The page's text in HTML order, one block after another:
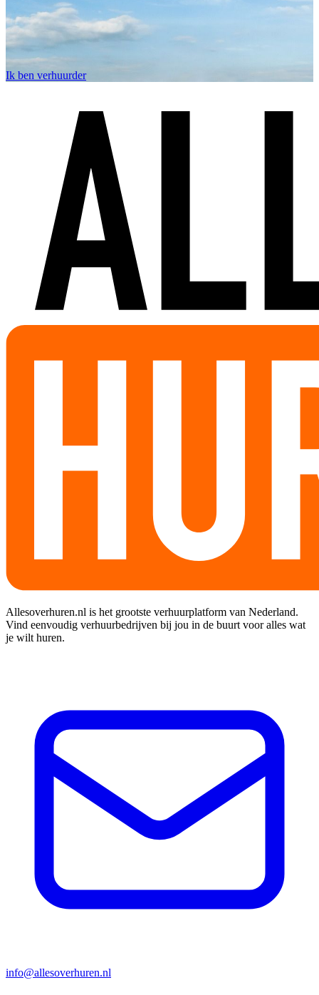
Ik ben verhuurder
Allesoverhuren.nl is het grootste verhuurplatform van Nederland.
Vind eenvoudig verhuurbedrijven bij jou in de buurt voor alles wat
je wilt huren.
info@allesoverhuren.nl